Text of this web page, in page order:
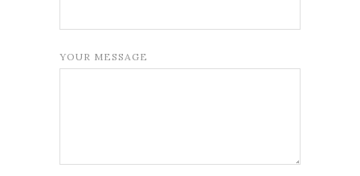
YOUR MESSAGE